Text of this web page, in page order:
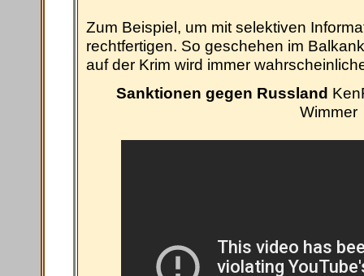
Zum Beispiel, um mit selektiven
rechtfertigen. So geschehen im
auf der Krim wird immer
Sanktionen gegen Russland
Wimmer